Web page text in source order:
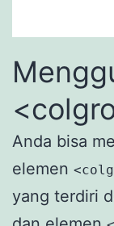
Anda bisa
elemen
yang terdiri